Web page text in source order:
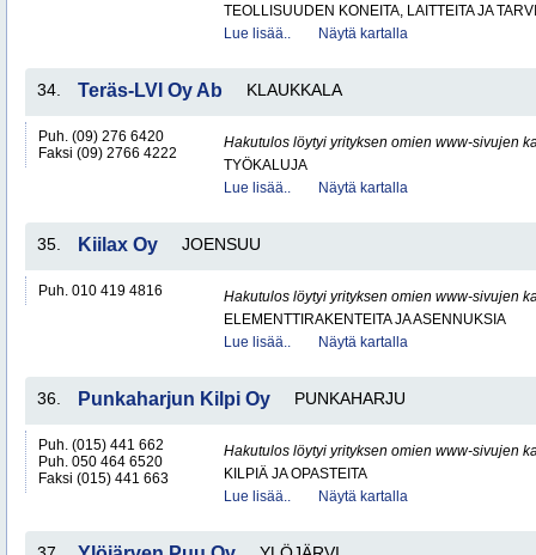
TEOLLISUUDEN KONEITA, LAITTEITA JA
Lue lisää..
Näytä kartalla
34. Teräs-LVI Oy Ab KLAUKKALA
Puh. (09) 276 6420
Faksi (09) 2766 4222
Hakutulos löytyi yrityksen omien www-sivujen
TYÖKALUJA
Lue lisää..
Näytä kartalla
35. Kiilax Oy JOENSUU
Puh. 010 419 4816
Hakutulos löytyi yrityksen omien www-sivujen
ELEMENTTIRAKENTEITA JA ASENNUKSIA
Lue lisää..
Näytä kartalla
36. Punkaharjun Kilpi Oy PUNKAHARJU
Puh. (015) 441 662
Puh. 050 464 6520
Faksi (015) 441 663
Hakutulos löytyi yrityksen omien www-sivujen
KILPIÄ JA OPASTEITA
Lue lisää..
Näytä kartalla